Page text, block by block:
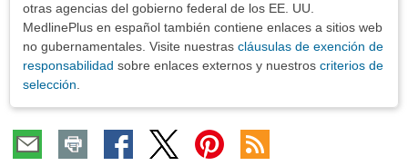
otras agencias del gobierno federal de los EE. UU.
MedlinePlus en español también contiene enlaces a sitios web
no gubernamentales. Visite nuestras cláusulas de exención de
responsabilidad sobre enlaces externos y nuestros criterios de
selección.